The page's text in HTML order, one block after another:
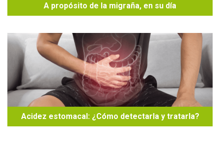
A propósito de la migraña, en su día
Acidez estomacal: ¿Cómo detectarla y tratarla?